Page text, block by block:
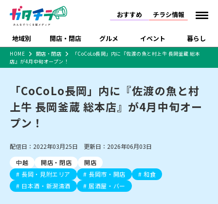
おすすめ チラシ情報
地域別 開店・閉店 グルメ イベント 暮らし
新潟市 下越
中越
佐渡
開店 閉店
リニューアル・移転
新潟市・開店
新潟市・閉店
長岡市・開店
長岡市・閉店
上越市・開店
ラーメン・開店
ラーメン・閉店
ラーメン 現地レポート
和食
スイーツ ランチ
体験・販売 祭り・伝統行事
趣味・展示会
スポーツ
酒月
施設・ショップ
住宅メーカー・工務
店
食品メーカー・県産
習い事・塾 アパレル・雑貨
フィットネス・ジム
観光スポット
温泉・入浴 ホテル 旅館
特売セール インタビュー
特集・まとめ記事
セツコママ ランキング 新潟人
キャンペーン
開店まとめ
閉店まとめ
ラーメンまとめ
飲食店まとめ
食品スーパー・コンビ
ショッピングモール・
大型施設
ドラッグストア・ホーム
センター
ファッション 生活サービス
インテリア・雑貨
外食・テイクアウト
HOME 開店・閉店
「CoCoLo長岡」内に『佐渡の魚と村上牛 長岡釜蔵 総本
店』が4月中旬オープン！
「CoCoLo長岡」内に『佐渡の魚と村
上牛 長岡釜蔵 総本店』が4月中旬オー
プン！
配信日：2022年03月25日 更新日：2026年06月03日
中越
開店・閉店
開店
長岡・見附エリア
長岡市・開店
和食
日本酒・新潟清酒
居酒屋・バー